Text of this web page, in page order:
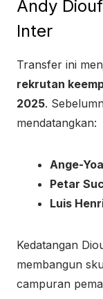
Andy
Inter
Transfer ini
rekrutan
2025.
mendatangkan:
Ange-
Petar
Luis
Kedatangan
membangun
campuran